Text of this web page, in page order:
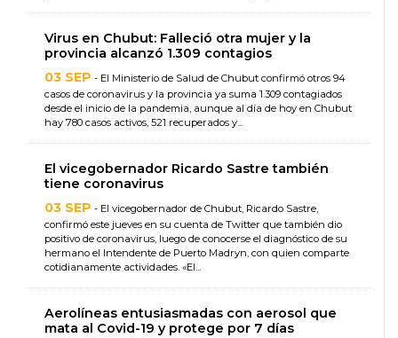
Virus en Chubut: Falleció otra mujer y la
provincia alcanzó 1.309 contagios
03 SEP - El Ministerio de Salud de Chubut confirmó otros 94
casos de coronavirus y la provincia ya suma 1.309 contagiados
desde el inicio de la pandemia, aunque al día de hoy en Chubut
hay 780 casos activos, 521 recuperados y...
El vicegobernador Ricardo Sastre también
tiene coronavirus
03 SEP - El vicegobernador de Chubut, Ricardo Sastre,
confirmó este jueves en su cuenta de Twitter que también dio
positivo de coronavirus, luego de conocerse el diagnóstico de su
hermano el Intendente de Puerto Madryn, con quien comparte
cotidianamente actividades. «El...
Aerolíneas entusiasmadas con aerosol que
mata al Covid-19 y protege por 7 días